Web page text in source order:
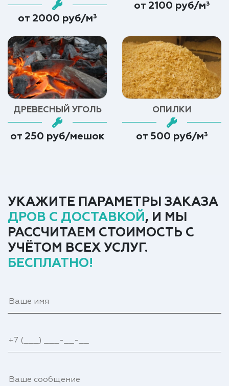
от 2000 руб/м³
от 2100 руб/м³
ДРЕВЕСНЫЙ УГОЛЬ
от 250 руб/мешок
ОПИЛКИ
от 500 руб/м³
УКАЖИТЕ ПАРАМЕТРЫ ЗАКАЗА
ДРОВ С ДОСТАВКОЙ , И МЫ
РАССЧИТАЕМ СТОИМОСТЬ С
УЧЁТОМ ВСЕХ УСЛУГ.
БЕСПЛАТНО!